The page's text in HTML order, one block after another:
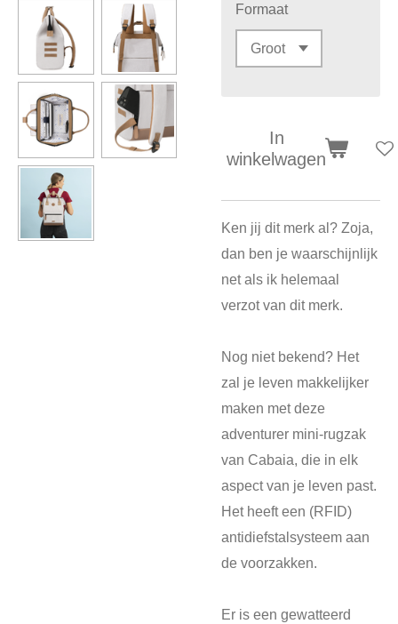
Formaat
In
winkelwagen
Ken jij dit merk al? Zoja,
dan ben je waarschijnlijk
net als ik helemaal
verzot van dit merk.
Nog niet bekend? Het
zal je leven makkelijker
maken met deze
adventurer mini-rugzak
van Cabaia, die in elk
aspect van je leven past.
Het heeft een (RFID)
antidiefstalsysteem aan
de voorzakken.
Er is een gewatteerd